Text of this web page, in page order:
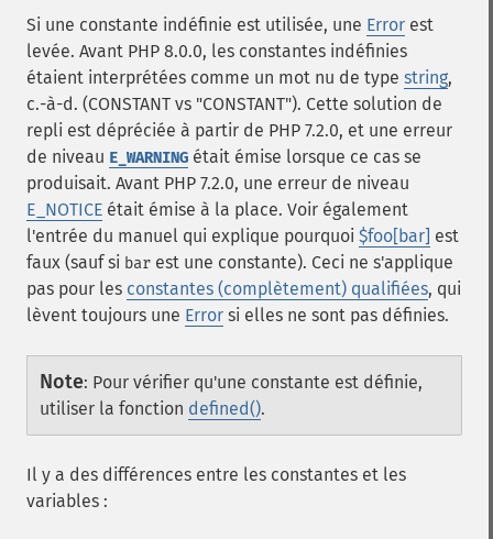
Si une constante indéfinie est utilisée, une Error est
levée. Avant PHP 8.0.0, les constantes indéfinies
étaient interprétées comme un mot nu de type string,
c.-à-d. (CONSTANT vs "CONSTANT"). Cette solution de
repli est dépréciée à partir de PHP 7.2.0, et une erreur
de niveau E_WARNING était émise lorsque ce cas se
produisait. Avant PHP 7.2.0, une erreur de niveau
E_NOTICE était émise à la place. Voir également
l'entrée du manuel qui explique pourquoi $foo[bar] est
faux (sauf si bar est une constante). Ceci ne s'applique
pas pour les constantes (complètement) qualifiées, qui
lèvent toujours une Error si elles ne sont pas définies.
Note: Pour vérifier qu'une constante est définie,
utiliser la fonction defined().
Il y a des différences entre les constantes et les
variables :